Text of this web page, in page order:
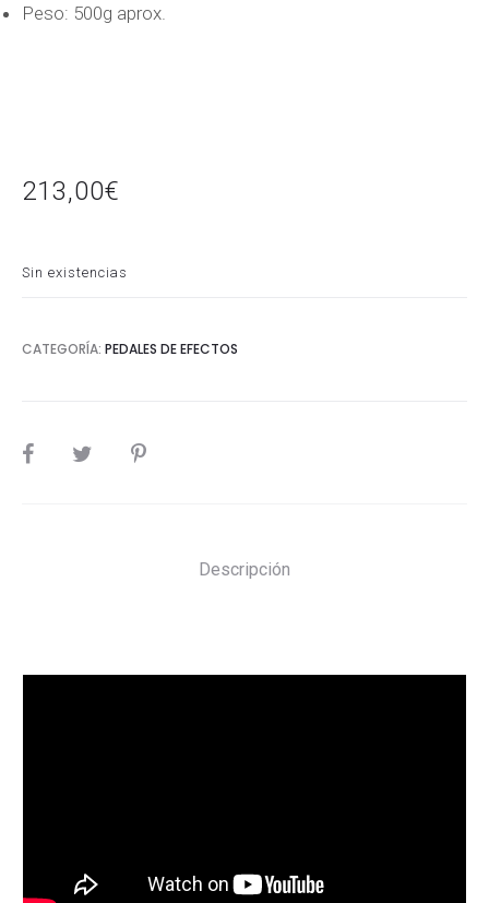
Peso: 500g aprox.
213,00€
Sin existencias
CATEGORÍA: PEDALES DE EFECTOS
SHARE
Descripción